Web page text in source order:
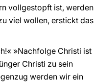
vollgestopft ist, werden
viel wollen, erstickt das
»Nachfolge Christi ist
Christi zu sein
werden wir ein